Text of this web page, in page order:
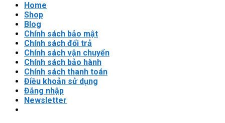
Home
Shop
Blog
Chính sách bảo mật
Chính sách đổi trả
Chính sách vận chuyển
Chính sách bảo hành
Chính sách thanh toán
Điều khoản sử dụng
Đăng nhập
Newsletter